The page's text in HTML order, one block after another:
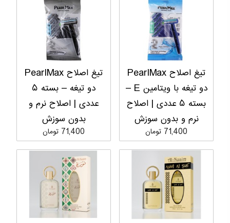
تیغ اصلاح PearlMax
دو تیغه با ویتامین E –
بسته ۵ عددی | اصلاح
نرم و بدون سوزش
71,400 تومان
تیغ اصلاح PearlMax
دو تیغه – بسته ۵
عددی | اصلاح نرم و
بدون سوزش
71,400 تومان